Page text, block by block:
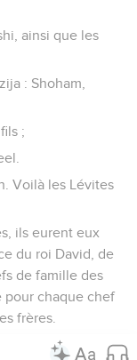
ainsi que les
: Shoham,
;
Voilà les Lévites
ils eurent eux
du roi David, de
de famille des
pour chaque chef
frères.